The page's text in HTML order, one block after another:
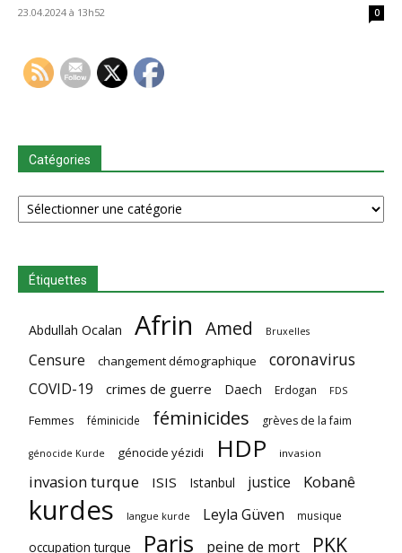
23.04.2024 à 13h52 0
Catégories
Catégories
Étiquettes
Abdullah Ocalan Afrin Amed Bruxelles
Censure changement démographique coronavirus
COVID-19 crimes de guerre Daech Erdogan FDS
Femmes féminicide féminicides grèves de la faim
génocide Kurde génocide yézidi HDP invasion
invasion turque ISIS Istanbul justice Kobanê
kurdes langue kurde Leyla Güven musique
occupation turque Paris peine de mort PKK